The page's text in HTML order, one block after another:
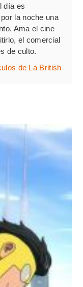
día es
la noche una
Ama el cine
el comercial
de culto.
de La British